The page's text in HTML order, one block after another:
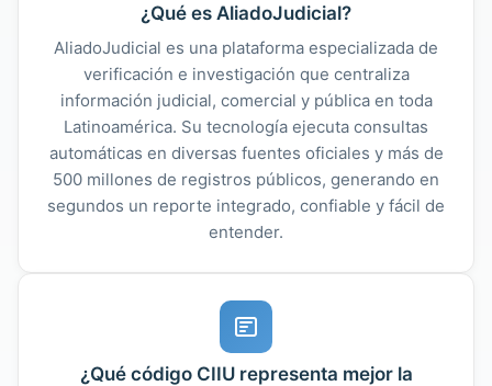
¿Qué es AliadoJudicial?
AliadoJudicial es una plataforma especializada de
verificación e investigación que centraliza
información judicial, comercial y pública en toda
Latinoamérica. Su tecnología ejecuta consultas
automáticas en diversas fuentes oficiales y más de
500 millones de registros públicos, generando en
segundos un reporte integrado, confiable y fácil de
entender.
¿Qué código CIIU representa mejor la